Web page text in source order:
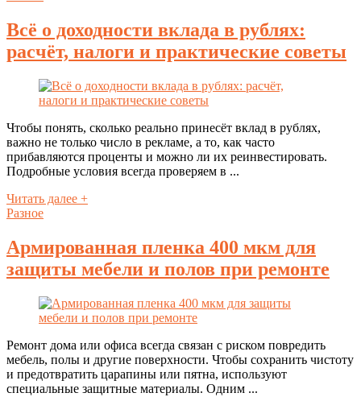
Всё о доходности вклада в рублях:
расчёт, налоги и практические советы
Чтобы понять, сколько реально принесёт вклад в рублях,
важно не только число в рекламе, а то, как часто
прибавляются проценты и можно ли их реинвестировать.
Подробные условия всегда проверяем в ...
Читать далее +
Разное
Армированная пленка 400 мкм для
защиты мебели и полов при ремонте
Ремонт дома или офиса всегда связан с риском повредить
мебель, полы и другие поверхности. Чтобы сохранить чистоту
и предотвратить царапины или пятна, используют
специальные защитные материалы. Одним ...